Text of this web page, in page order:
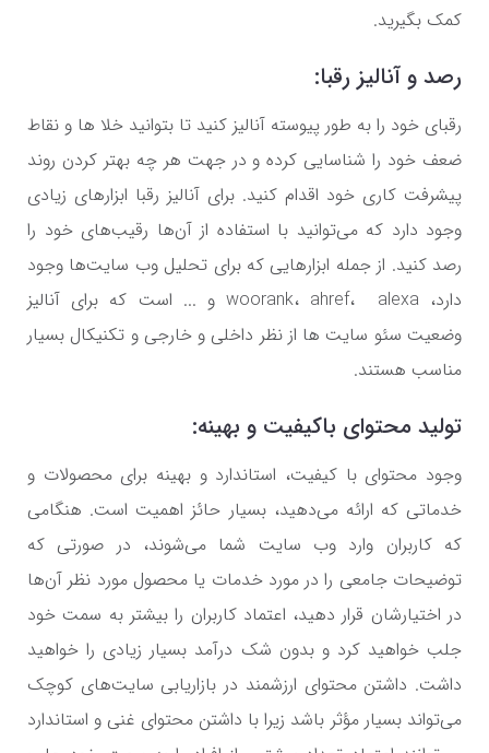
کمک بگیرید.
رصد و آنالیز رقبا:
رقبای خود را به طور پیوسته آنالیز کنید تا بتوانید خلا ها و نقاط
ضعف خود را شناسایی کرده و در جهت هر چه بهتر کردن روند
پیشرفت کاری خود اقدام کنید. برای آنالیز رقبا ابزارهای زیادی
وجود دارد که می‌توانید با استفاده از آن‌ها رقیب‌های خود را
رصد کنید. از جمله ابزارهایی که برای تحلیل وب سایت‌ها وجود
دارد، woorank، ahref، alexa و ... است که برای آنالیز
وضعیت سئو سایت ها از نظر داخلی و خارجی و تکنیکال بسیار
مناسب هستند.
تولید محتوای باکیفیت و بهینه:
وجود محتوای با کیفیت، استاندارد و بهینه برای محصولات و
خدماتی که ارائه می‌دهید، بسیار حائز اهمیت است. هنگامی
که کاربران وارد وب سایت شما می‌شوند، در صورتی که
توضیحات جامعی را در مورد خدمات یا محصول مورد نظر آن‌ها
در اختیارشان قرار دهید، اعتماد کاربران را بیشتر به سمت خود
جلب خواهید کرد و بدون شک درآمد بسیار زیادی را خواهید
داشت. داشتن محتوای ارزشمند در بازاریابی سایت‌های کوچک
می‌تواند بسیار مؤثر باشد زیرا با داشتن محتوای غنی و استاندارد